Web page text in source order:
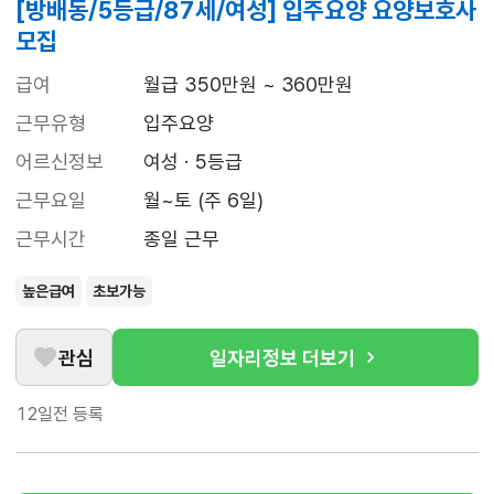
[방배동/5등급/87세/여성] 입주요양 요양보호사
모집
급여
월급 350만원 ~ 360만원
근무유형
입주요양
어르신정보
여성 · 5등급
근무요일
월~토 (주 6일)
근무시간
종일 근무
높은급여 초보가능
관심 일자리정보 더보기
12일전 등록